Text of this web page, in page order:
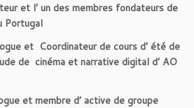
et l’ un des membres fondateurs de
Portugal
et Coordinateur de cours d’ été de
de cinéma et narrative digital d’ AO
et membre d’ active de groupe